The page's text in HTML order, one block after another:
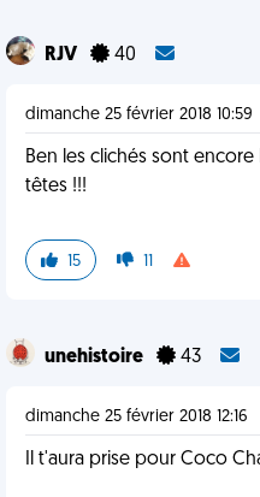
RJV 40
dimanche 25 février 2018 10:59
Ben les clichés sont
têtes !!!
15 11
unehistoire 43
dimanche 25 février 2018 12:16
Il t'aura prise pour Coco